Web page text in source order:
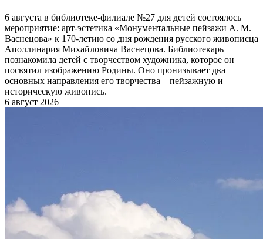
6 августа в библиотеке-филиале №27 для детей состоялось
мероприятие: арт-эстетика «Монументальные пейзажи А. М.
Васнецова» к 170-летию со дня рождения русского живописца
Аполлинария Михайловича Васнецова. Библиотекарь
познакомила детей с творчеством художника, которое он
посвятил изображению Родины. Оно пронизывает два
основных направления его творчества – пейзажную и
историческую живопись.
6 август 2026